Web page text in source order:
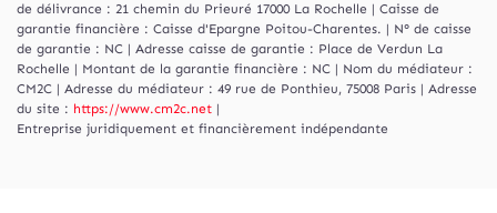
de délivrance : 21 chemin du Prieuré 17000 La Rochelle | Caisse de
garantie financière : Caisse d'Epargne Poitou-Charentes. | N° de caisse
de garantie : NC | Adresse caisse de garantie : Place de Verdun La
Rochelle | Montant de la garantie financière : NC | Nom du médiateur :
CM2C | Adresse du médiateur : 49 rue de Ponthieu, 75008 Paris | Adresse
du site : https://www.cm2c.net |
Entreprise juridiquement et financièrement indépendante